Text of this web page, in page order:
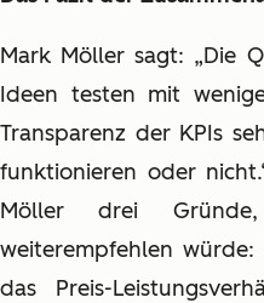
Mark Möller sagt: „Die
Ideen testen mit
Transparenz der KPIs
funktionieren oder
Möller drei
weiterempfehlen
das Preis-